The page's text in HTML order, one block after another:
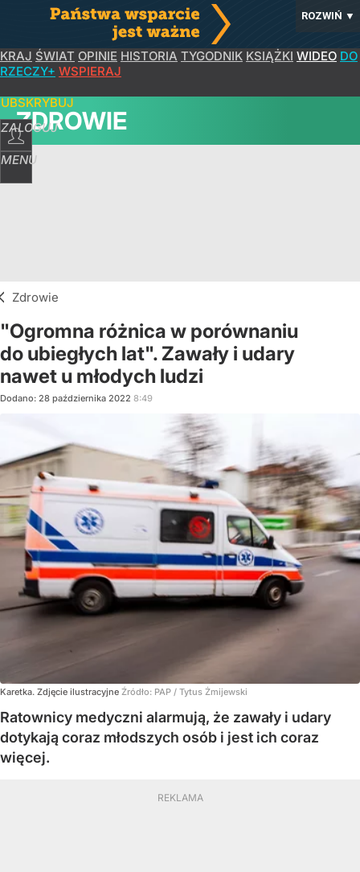
ROZWIŃ ▼
KRAJ ŚWIAT OPINIE HISTORIA TYGODNIK KSIĄŻKI WIDEO DO
RZECZY+ WSPIERAJ
ZALOGUJ
MENU
ZDROWIE
Zdrowie
"Ogromna różnica w porównaniu
do ubiegłych lat". Zawały i udary
nawet u młodych ludzi
Dodano: 28 października 2022 8:49
Karetka. Zdjęcie ilustracyjne Źródło: PAP / Tytus Żmijewski
Ratownicy medyczni alarmują, że zawały i udary
dotykają coraz młodszych osób i jest ich coraz
więcej.